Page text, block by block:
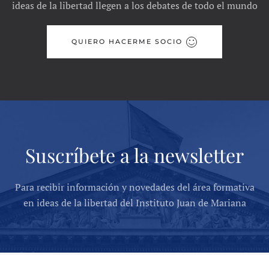
ideas de la libertad llegen a los debates de todo el mundo
QUIERO HACERME SOCIO
Suscríbete a la newsletter
Para recibir información y novedades del área formativa
en ideas de la libertad del Instituto Juan de Mariana